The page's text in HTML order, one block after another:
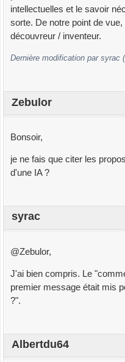
intellectuelles et le savoir
sorte. De notre point de
découvreur / inventeur.
Dernière modification par syrac
Zebulor
Bonsoir,
je ne fais que citer les
d'une IA ?
syrac
@Zebulor,
J'ai bien compris. Le
premier message était mis
?".
Albertdu64